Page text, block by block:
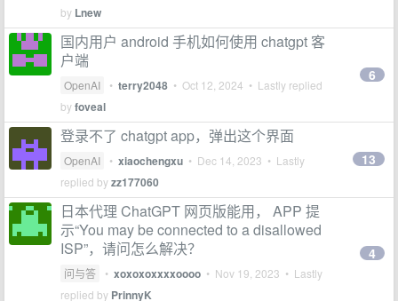
by Lnew
国内用户 android 手机如何使用 chatgpt 客
户端
OpenAI • terry2048 • Oct 12, 2024 • Lastly replied
byfoveal
6
登录不了 chatgpt app，弹出这个界面
OpenAI • xiaochengxu • Dec 14, 2023 • Lastly
replied byzz177060
13
日本代理 ChatGPT 网页版能用， APP 提
示“You may be connected to a disallowed
ISP”，请问怎么解决？
问与答 • xoxoxoxxxxoooo • Nov 19, 2023 • Lastly
replied by PrinnyK
4